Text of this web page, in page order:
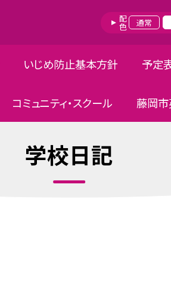
配色 通常
いじめ防止基本方針 予定
コミュニティ・スクール 藤岡
学校日記